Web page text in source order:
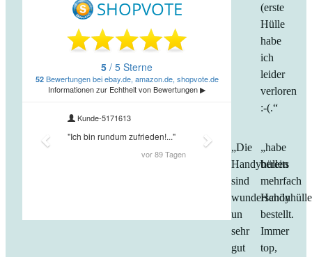
(erste
Hülle
habe
ich
leider
verloren
:-(.“
„Die
Handyhüllen
sind
wunderschön
un
sehr
gut
„habe
bereits
mehrfach
bestellt.
Immer
top,